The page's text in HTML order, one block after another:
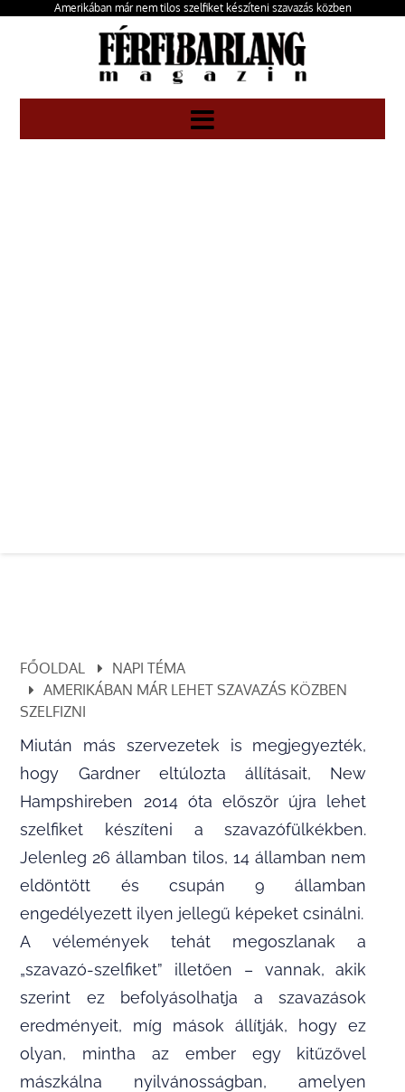
Amerikában már nem tilos szelfiket készíteni szavazás közben
FŐOLDAL
NAPI TÉMA
AMERIKÁBAN MÁR LEHET SZAVAZÁS KÖZBEN
SZELFIZNI
Miután más szervezetek is megjegyezték,
hogy Gardner eltúlozta állításait, New
Hampshireben 2014 óta először újra lehet
szelfiket készíteni a szavazófülkékben.
Jelenleg 26 államban tilos, 14 államban nem
eldöntött és csupán 9 államban
engedélyezett ilyen jellegű képeket csinálni.
A vélemények tehát megoszlanak a
„szavazó-szelfiket” illetően – vannak, akik
szerint ez befolyásolhatja a szavazások
eredményeit, míg mások állítják, hogy ez
olyan, mintha az ember egy kitűzővel
mászkálna nyilvánosságban, amelyen